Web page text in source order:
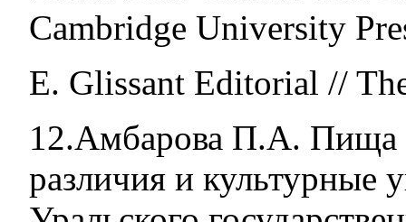
Cambridge University
E. Glissant Editorial //
12.Амбарова П.А. Пища
различия и культурные